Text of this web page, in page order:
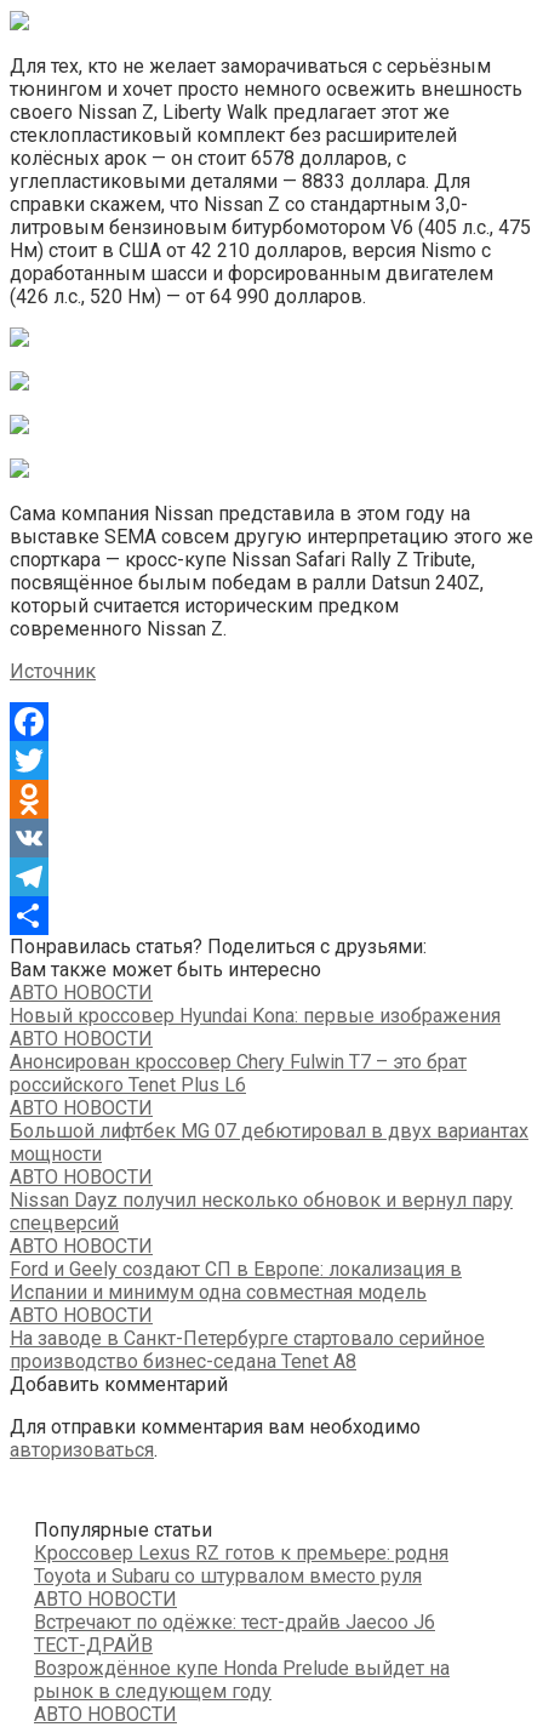
Для тех, кто не желает заморачиваться с серьёзным
тюнингом и хочет просто немного освежить внешность
своего Nissan Z, Liberty Walk предлагает этот же
стеклопластиковый комплект без расширителей
колёсных арок — он стоит 6578 долларов, с
углепластиковыми деталями — 8833 доллара. Для
справки скажем, что Nissan Z со стандартным 3,0-
литровым бензиновым битурбомотором V6 (405 л.с., 475
Нм) стоит в США от 42 210 долларов, версия Nismo с
доработанным шасси и форсированным двигателем
(426 л.с., 520 Нм) — от 64 990 долларов.
Сама компания Nissan представила в этом году на
выставке SEMA совсем другую интерпретацию этого же
спорткара — кросс-купе Nissan Safari Rally Z Tribute,
посвящённое былым победам в ралли Datsun 240Z,
который считается историческим предком
современного Nissan Z.
Источник
Facebook
Twitter
Odnoklassniki
VK
Telegram
Отправить
Понравилась статья? Поделиться с друзьями:
Вам также может быть интересно
АВТО НОВОСТИ
Новый кроссовер Hyundai Kona: первые изображения
АВТО НОВОСТИ
Анонсирован кроссовер Chery Fulwin T7 – это брат
российского Tenet Plus L6
АВТО НОВОСТИ
Большой лифтбек MG 07 дебютировал в двух вариантах
мощности
АВТО НОВОСТИ
Nissan Dayz получил несколько обновок и вернул пару
спецверсий
АВТО НОВОСТИ
Ford и Geely создают СП в Европе: локализация в
Испании и минимум одна совместная модель
АВТО НОВОСТИ
На заводе в Санкт-Петербурге стартовало серийное
производство бизнес-седана Tenet A8
Добавить комментарий
Для отправки комментария вам необходимо
авторизоваться.
Популярные статьи
Кроссовер Lexus RZ готов к премьере: родня
Toyota и Subaru со штурвалом вместо руля
АВТО НОВОСТИ
Встречают по одёжке: тест-драйв Jaecoo J6
ТЕСТ-ДРАЙВ
Возрождённое купе Honda Prelude выйдет на
рынок в следующем году
АВТО НОВОСТИ